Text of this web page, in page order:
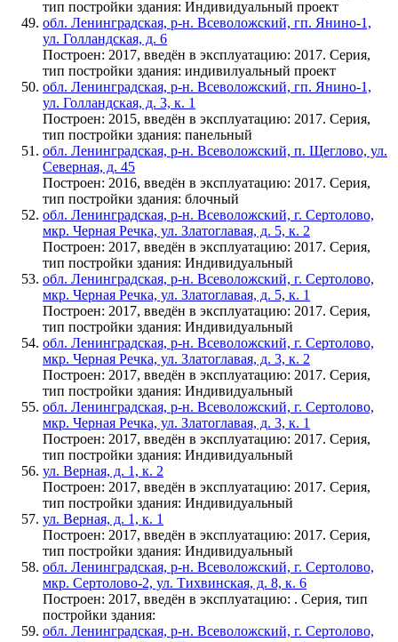
тип постройки здания: Индивидуальный проект
обл. Ленинградская, р-н. Всеволожский, гп. Янино-1,
ул. Голландская, д. 6
Построен: 2017, введён в эксплуатацию: 2017. Серия,
тип постройки здания: индивилуальный проект
обл. Ленинградская, р-н. Всеволожский, гп. Янино-1,
ул. Голландская, д. 3, к. 1
Построен: 2015, введён в эксплуатацию: 2017. Серия,
тип постройки здания: панельный
обл. Ленинградская, р-н. Всеволожский, п. Щеглово, ул.
Северная, д. 45
Построен: 2016, введён в эксплуатацию: 2017. Серия,
тип постройки здания: блочный
обл. Ленинградская, р-н. Всеволожский, г. Сертолово,
мкр. Черная Речка, ул. Златоглавая, д. 5, к. 2
Построен: 2017, введён в эксплуатацию: 2017. Серия,
тип постройки здания: Индивидуальный
обл. Ленинградская, р-н. Всеволожский, г. Сертолово,
мкр. Черная Речка, ул. Златоглавая, д. 5, к. 1
Построен: 2017, введён в эксплуатацию: 2017. Серия,
тип постройки здания: Индивидуальный
обл. Ленинградская, р-н. Всеволожский, г. Сертолово,
мкр. Черная Речка, ул. Златоглавая, д. 3, к. 2
Построен: 2017, введён в эксплуатацию: 2017. Серия,
тип постройки здания: Индивидуальный
обл. Ленинградская, р-н. Всеволожский, г. Сертолово,
мкр. Черная Речка, ул. Златоглавая, д. 3, к. 1
Построен: 2017, введён в эксплуатацию: 2017. Серия,
тип постройки здания: Индивидуальный
ул. Верная, д. 1, к. 2
Построен: 2017, введён в эксплуатацию: 2017. Серия,
тип постройки здания: Индивидуальный
ул. Верная, д. 1, к. 1
Построен: 2017, введён в эксплуатацию: 2017. Серия,
тип постройки здания: Индивидуальный
обл. Ленинградская, р-н. Всеволожский, г. Сертолово,
мкр. Сертолово-2, ул. Тихвинская, д. 8, к. 6
Построен: 2017, введён в эксплуатацию: . Серия, тип
постройки здания:
обл. Ленинградская, р-н. Всеволожский, г. Сертолово,